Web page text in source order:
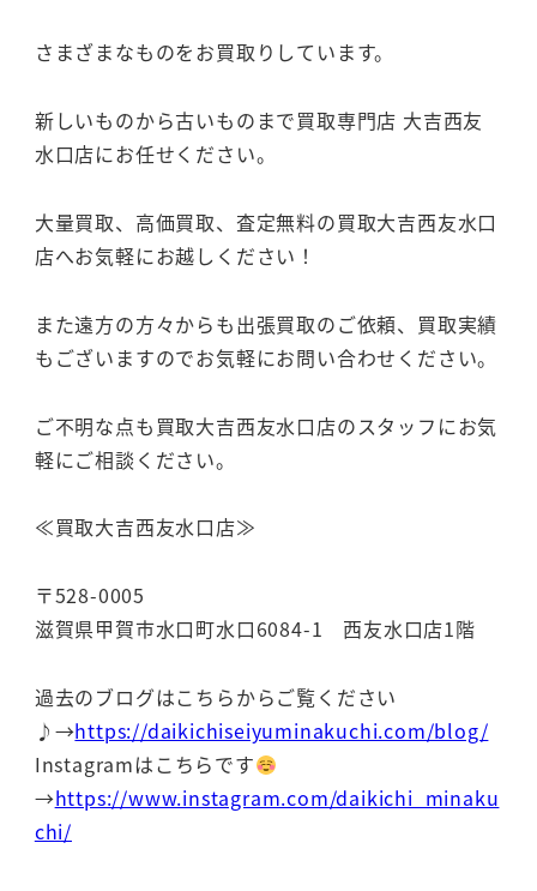
さまざまなものをお買取りしています。
新しいものから古いものまで買取専門店 大吉西友
水口店にお任せください。
大量買取、高価買取、査定無料の買取大吉西友水口
店へお気軽にお越しください！
また遠方の方々からも出張買取のご依頼、買取実績
もございますのでお気軽にお問い合わせください。
ご不明な点も買取大吉西友水口店のスタッフにお気
軽にご相談ください。
≪買取大吉西友水口店≫
〒528-0005
滋賀県甲賀市水口町水口6084-1 西友水口店1階
過去のブログはこちらからご覧ください
♪→https://daikichiseiyuminakuchi.com/blog/
Instagramはこちらです
→https://www.instagram.com/daikichi_minaku
chi/